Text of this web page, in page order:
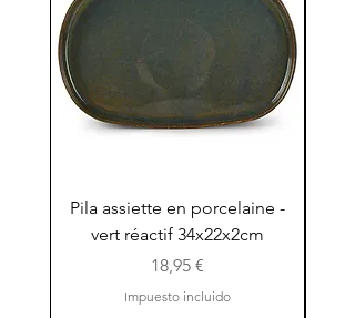
Pila assiette en porcelaine -
vert réactif 34x22x2cm
Precio
18,95 €
Impuesto incluido